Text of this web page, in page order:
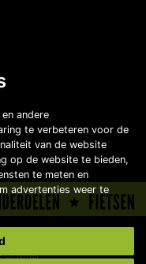
2026
Original
andere
te verbeteren voor de
van de website
op de website te bieden,
te meten en
advertenties weer te